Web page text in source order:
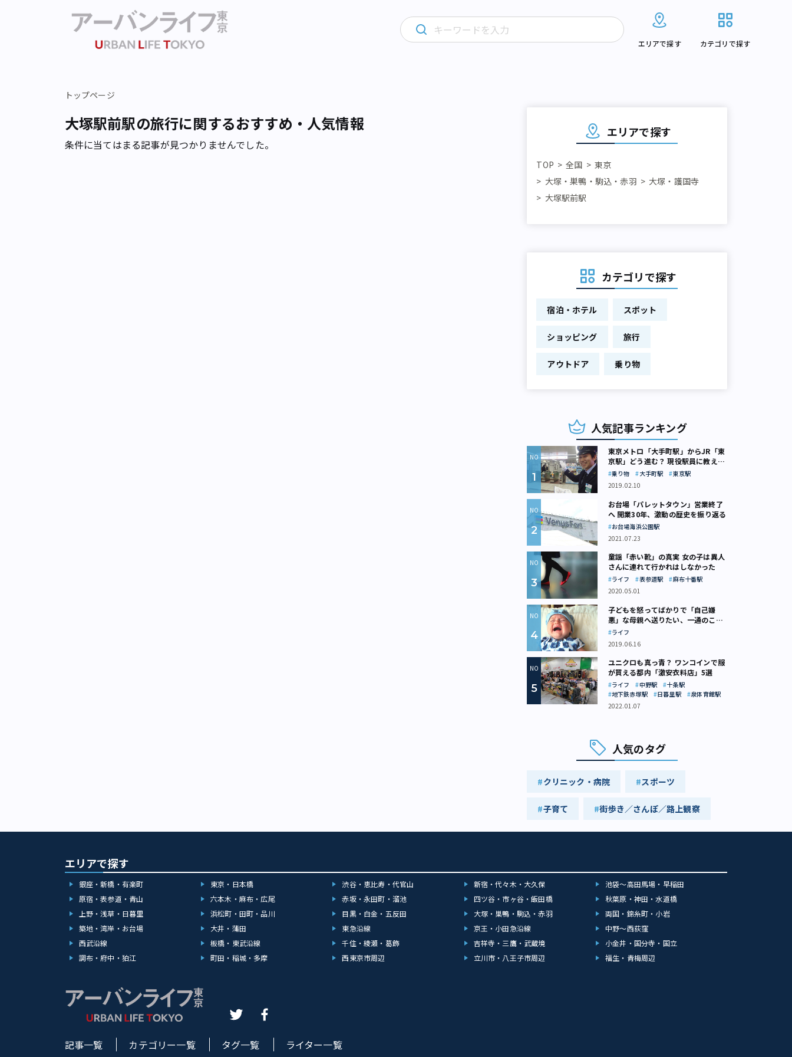
エリアで探す カテゴリで探す
トップページ
大塚駅前駅の旅行に関するおすすめ・人気情報
条件に当てはまる記事が見つかりませんでした。
エリアで探す
TOP 全国
東京
大塚・巣鴨・駒込・赤羽
大塚・護国寺
大塚駅前駅
カテゴリで探す
宿泊・ホテル スポット
ショッピング 旅行
アウトドア 乗り物
人気記事ランキング
東京メトロ「大手町駅」からJR「東
京駅」どう進む？ 現役駅員に教えて
もらいました
乗り物 大手町駅
東京駅
2019.02.10
お台場「パレットタウン」営業終了
へ 開業30年、激動の歴史を振り返る
お台場海浜公園駅
2021.07.23
童謡「赤い靴」の真実 女の子は異人
さんに連れて行かれはしなかった
ライフ 表参道駅
麻布十番駅
2020.05.01
子どもを怒ってばかりで「自己嫌
悪」な母親へ送りたい、一通のここ
ろの処方箋
ライフ
2019.06.16
ユニクロも真っ青？ ワンコインで服
が買える都内「激安衣料店」5選
ライフ 中野駅
十条駅
地下鉄赤塚駅
日暮里駅
泉体育館駅
2022.01.07
人気のタグ
クリニック・病院 スポーツ
子育て 街歩き／さんぽ／路上観察
エリアで探す
銀座・新橋・有楽町 東京・日本橋 渋谷・恵比寿・代官山 新宿・代々木・大久保
池袋～高田馬場・早稲田
原宿・表参道・青山
六本木・麻布・広尾 赤坂・永田町・溜池 四ツ谷・市ヶ谷・飯田橋
秋葉原・神田・水道橋
上野・浅草・日暮里
浜松町・田町・品川 目黒・白金・五反田 大塚・巣鴨・駒込・赤羽
両国・錦糸町・小岩
築地・湾岸・お台場
大井・蒲田 東急沿線 京王・小田急沿線
中野～西荻窪
西武沿線
板橋・東武沿線 千住・綾瀬・葛飾 吉祥寺・三鷹・武蔵境
小金井・国分寺・国立
調布・府中・狛江
町田・稲城・多摩 西東京市周辺 立川市・八王子市周辺 福生・青梅周辺
記事一覧 カテゴリー一覧 タグ一覧 ライター一覧